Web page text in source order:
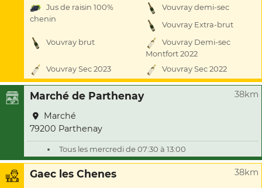
Jus de raisin 100%
chenin
Vouvray demi-sec
Vouvray Extra-brut
Vouvray brut
Vouvray Demi-sec
Montfort 2022
Vouvray Sec 2023
Vouvray Sec 2022
Marché de Parthenay 38km
Marché
79200 Parthenay
Tous les mercredi de 07:30 à 13:00
Gaec les Chenes 38km